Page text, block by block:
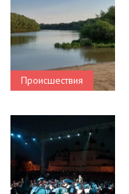
Происшествия